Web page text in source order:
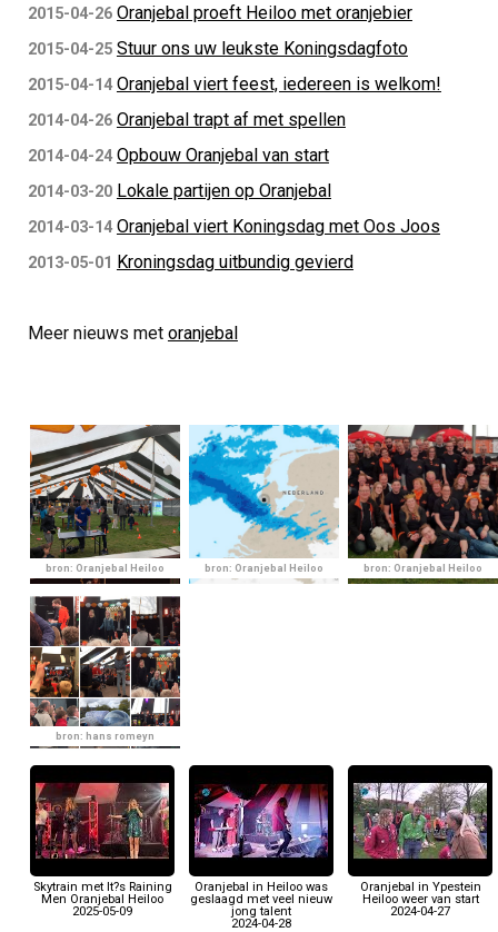
2015-04-26 Oranjebal proeft Heiloo met oranjebier
2015-04-25 Stuur ons uw leukste Koningsdagfoto
2015-04-14 Oranjebal viert feest, iedereen is welkom!
2014-04-26 Oranjebal trapt af met spellen
2014-04-24 Opbouw Oranjebal van start
2014-03-20 Lokale partijen op Oranjebal
2014-03-14 Oranjebal viert Koningsdag met Oos Joos
2013-05-01 Kroningsdag uitbundig gevierd
Meer nieuws met oranjebal
bron: Oranjebal Heiloo bron: Oranjebal Heiloo bron: Oranjebal Heiloo
bron: hans romeyn
Skytrain met It?s Raining
Men Oranjebal Heiloo
2025-05-09
Oranjebal in Heiloo was
geslaagd met veel nieuw
jong talent
2024-04-28
Oranjebal in Ypestein
Heiloo weer van start
2024-04-27